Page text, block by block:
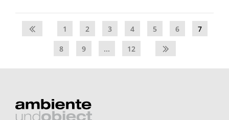
1 2 3 4 5 6 7
8 9 ... 12